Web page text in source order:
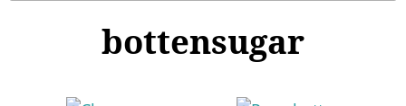
bottensugar